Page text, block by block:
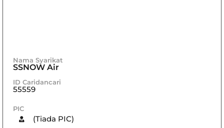
Nama Syarikat
SSNOW Air
ID Caridancari
55559
PIC
(Tiada PIC)